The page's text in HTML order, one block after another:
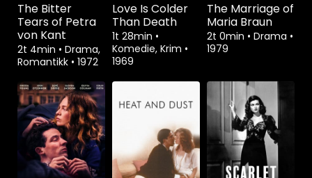
The Bitter
Tears of Petra
von Kant
2t 4min • Drama,
Romantikk • 1972
Love Is Colder
Than Death
1t 28min •
Komedie, Krim •
1969
The Marriage of
Maria Braun
2t 0min • Drama •
1979